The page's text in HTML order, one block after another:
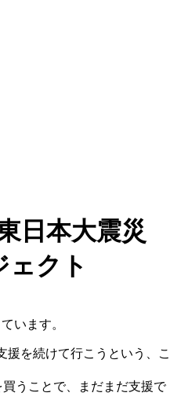
日本大震災
ェクト
います。
援を続けて行こうという、こ
うことで、まだまだ支援で